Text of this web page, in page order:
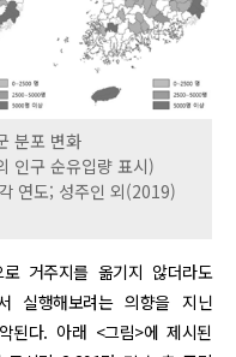
분포 변화
인구 순유입량 표시)
연도; 성주인 외(2019)
거주지를 옮기지 않더라도
실행해보려는 의향을 지닌
된다. 아래 <그림>에 제시된